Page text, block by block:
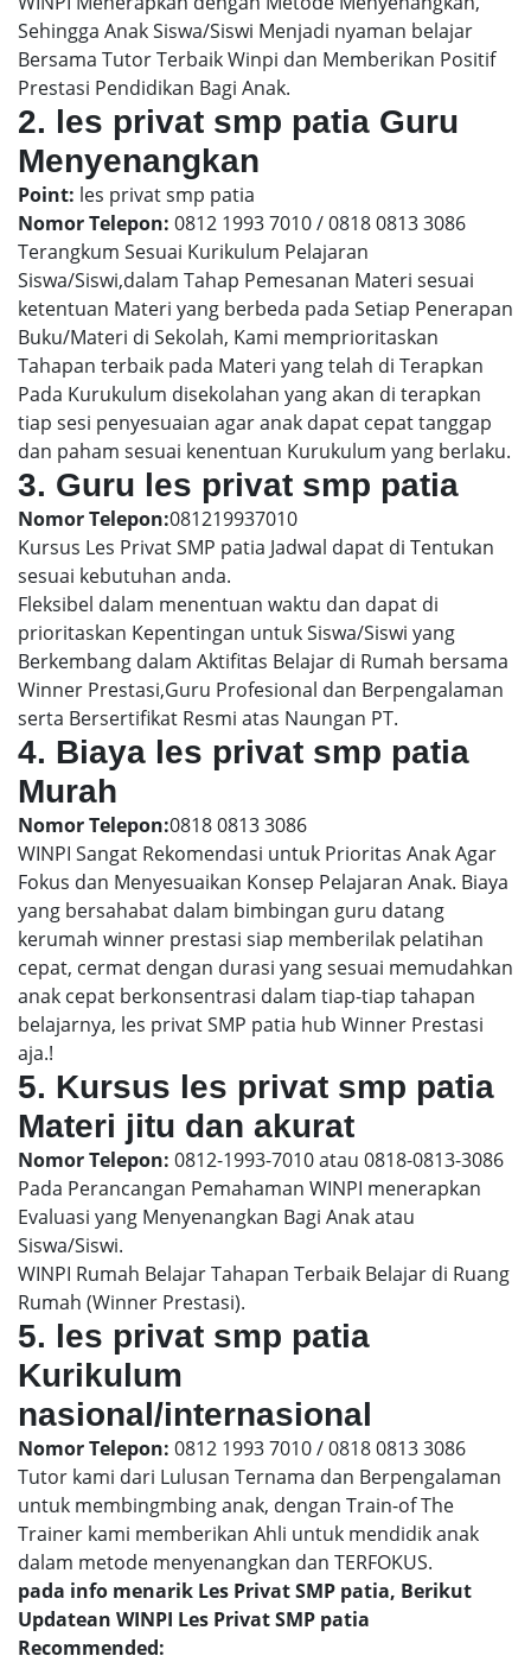
Sehingga Anak Siswa/Siswi Menjadi nyaman belajar
Bersama Tutor Terbaik Winpi dan Memberikan Positif
Prestasi Pendidikan Bagi Anak.
2. les privat smp patia Guru
Menyenangkan
Point: les privat smp patia
Nomor Telepon: 0812 1993 7010 / 0818 0813 3086
Terangkum Sesuai Kurikulum Pelajaran
Siswa/Siswi,dalam Tahap Pemesanan Materi sesuai
ketentuan Materi yang berbeda pada Setiap Penerapan
Buku/Materi di Sekolah, Kami memprioritaskan
Tahapan terbaik pada Materi yang telah di Terapkan
Pada Kurukulum disekolahan yang akan di terapkan
tiap sesi penyesuaian agar anak dapat cepat tanggap
dan paham sesuai kenentuan Kurukulum yang berlaku.
3. Guru les privat smp patia
Nomor Telepon:081219937010
Kursus Les Privat SMP patia Jadwal dapat di Tentukan
sesuai kebutuhan anda.
Fleksibel dalam menentuan waktu dan dapat di
prioritaskan Kepentingan untuk Siswa/Siswi yang
Berkembang dalam Aktifitas Belajar di Rumah bersama
Winner Prestasi,Guru Profesional dan Berpengalaman
serta Bersertifikat Resmi atas Naungan PT.
4. Biaya les privat smp patia
Murah
Nomor Telepon:0818 0813 3086
WINPI Sangat Rekomendasi untuk Prioritas Anak Agar
Fokus dan Menyesuaikan Konsep Pelajaran Anak. Biaya
yang bersahabat dalam bimbingan guru datang
kerumah winner prestasi siap memberilak pelatihan
cepat, cermat dengan durasi yang sesuai memudahkan
anak cepat berkonsentrasi dalam tiap-tiap tahapan
belajarnya, les privat SMP patia hub Winner Prestasi
aja.!
5. Kursus les privat smp patia
Materi jitu dan akurat
Nomor Telepon: 0812-1993-7010 atau 0818-0813-3086
Pada Perancangan Pemahaman WINPI menerapkan
Evaluasi yang Menyenangkan Bagi Anak atau
Siswa/Siswi.
WINPI Rumah Belajar Tahapan Terbaik Belajar di Ruang
Rumah (Winner Prestasi).
5. les privat smp patia
Kurikulum
nasional/internasional
Nomor Telepon: 0812 1993 7010 / 0818 0813 3086
Tutor kami dari Lulusan Ternama dan Berpengalaman
untuk membingmbing anak, dengan Train-of The
Trainer kami memberikan Ahli untuk mendidik anak
dalam metode menyenangkan dan TERFOKUS.
pada info menarik Les Privat SMP patia, Berikut
Updatean WINPI Les Privat SMP patia
Recommended: